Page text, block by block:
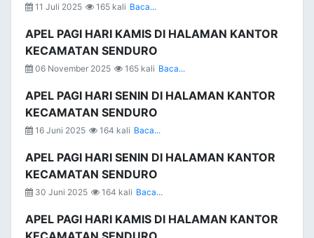
11 Juli 2025 165 kali Baca...
APEL PAGI HARI KAMIS DI HALAMAN KANTOR
KECAMATAN SENDURO
06 November 2025 165 kali Baca...
APEL PAGI HARI SENIN DI HALAMAN KANTOR
KECAMATAN SENDURO
16 Juni 2025 164 kali Baca...
APEL PAGI HARI SENIN DI HALAMAN KANTOR
KECAMATAN SENDURO
30 Juni 2025 164 kali Baca...
APEL PAGI HARI KAMIS DI HALAMAN KANTOR